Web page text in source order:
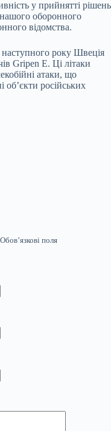
у прийнятті рішень
нашого оборонного
відомства.
року Швеція
Gripen E. Ці літаки
атаки, що
об’єкти російських
Обов’язкові поля